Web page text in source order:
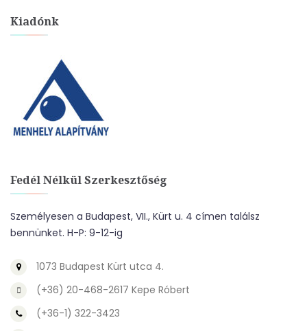
Kiadónk
Fedél Nélkül Szerkesztőség
Személyesen a Budapest, VII., Kürt u. 4 címen találsz
bennünket. H-P: 9-12-ig
1073 Budapest Kürt utca 4.
(+36) 20-468-2617 Kepe Róbert
(+36-1) 322-3423